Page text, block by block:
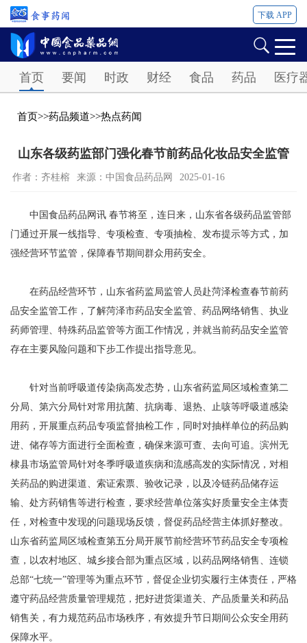
下载 APP
首页 要闻 时政 财经 食品 药品 医疗
首页>>药品频道>>热点药闻
山东各级药监部门强化春节前药品化妆品安全监管
作者：齐桂榕 来源：中国食品药品网 2025-01-16
中国食品药品网讯 春节将至，连日来，山东省各级药品监管部
门通过开展一线指导、专项检查、专项抽检、发布提示等方式，加
强经营环节监管，保障春节期间群众用药安全。
在药品经营环节，山东省药监局监管人员赴菏泽检查春节前药
品安全监管工作，了解菏泽市药品安全监管、药品网络销售、执业
药师管理、特殊药品监管等方面工作情况，并就当前药品安全监管
存在主要风险问题和下步工作提出指导意见。
针对当前呼吸道传染病高发态势，山东省药监局区域检查第二
分局、第六分局针对常用抗菌、抗病毒、退热、止咳等呼吸道感染
用药，开展重点药品专项监督抽检工作，同时对抽样单位的药品购
进、储存等方面进行全面检查，确保来源可查、去向可追。滨州无
棣县市场监管局针对冬季呼吸道疾病和流感高发的实际情况，对相
关药品的购进渠道、索证索票、验收记录，以及冷链药品储存运
输、处方药销售等进行检查，要求经营单位落实好质量安全主体责
任，对检查中发现的问题现场反馈，督促药品经营主体抓好整改。
山东省药监局区域检查第五分局开展节前经营环节药品安全专项检
查，以农村地区、城乡接合部为重点区域，以药品网络销售、连锁
总部“七统一”管理等为重点环节，督促企业切实履行主体责任，严格
遵守药品经营质量管理规范，把好进货渠道关、产品质量关和药品
销售关，有力规范药品市场秩序，有效提升节日期间公众安全用药
保障水平。